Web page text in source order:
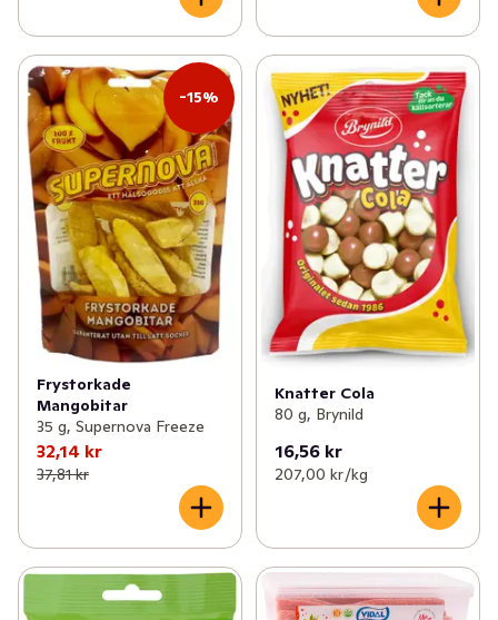
-15%
Frystorkade
Mangobitar
35 g, Supernova Freeze
32,14 kr
37,81 kr
Knatter Cola
80 g, Brynild
16,56 kr
207,00 kr /kg